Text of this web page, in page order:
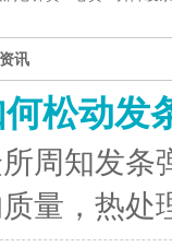
讯
松动发
周知发条
量，热处